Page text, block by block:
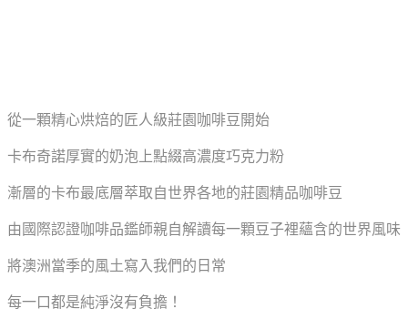
從一顆精心烘焙的匠人級莊園咖啡豆開始
卡布奇諾厚實的奶泡上點綴高濃度巧克力粉
漸層的卡布最底層萃取自世界各地的莊園精品咖啡豆
由國際認證咖啡品鑑師親自解讀每一顆豆子裡蘊含的世界風味
將澳洲當季的風土寫入我們的日常
每一口都是純淨沒有負擔！